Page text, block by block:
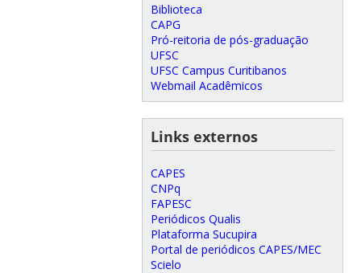
Biblioteca
CAPG
Pró-reitoria de pós-graduação
UFSC
UFSC Campus Curitibanos
Webmail Acadêmicos
Links externos
CAPES
CNPq
FAPESC
Periódicos Qualis
Plataforma Sucupira
Portal de periódicos CAPES/MEC
Scielo